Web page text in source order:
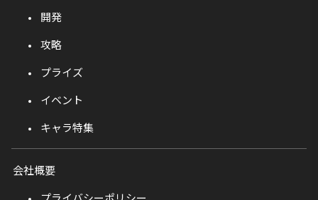
開発
攻略
プライズ
イベント
キャラ特集
会社概要